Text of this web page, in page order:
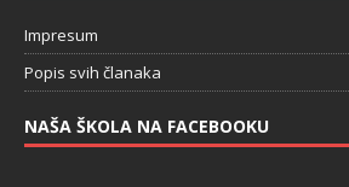
Impresum
Popis svih članaka
NAŠA ŠKOLA NA FACEBOOKU